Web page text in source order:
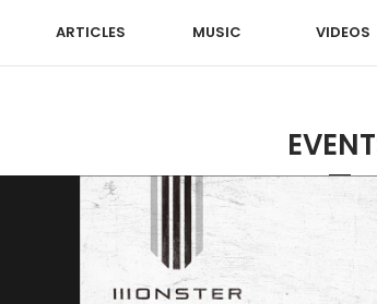
ARTICLES MUSIC VIDEOS